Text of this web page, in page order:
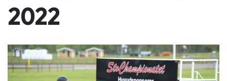
2022